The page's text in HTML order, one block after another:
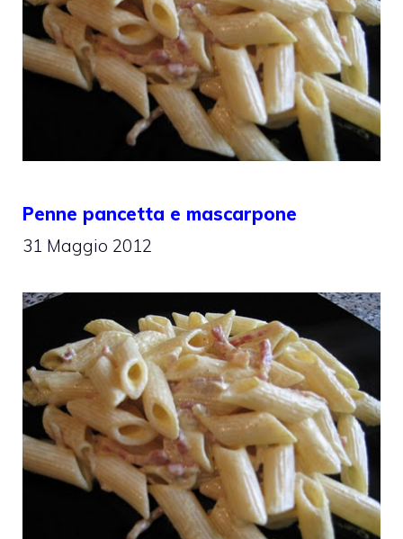
Penne pancetta e mascarpone
31 Maggio 2012